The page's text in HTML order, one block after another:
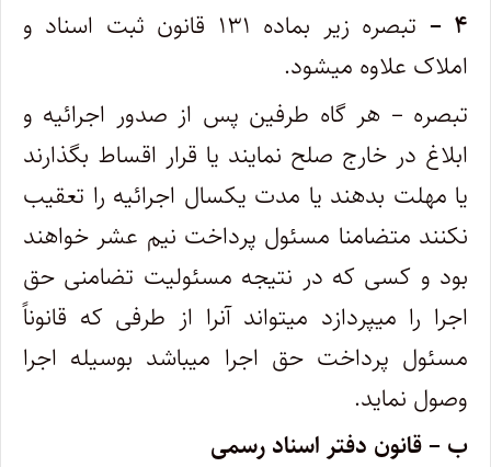
۴ –
تبصره زیر بماده ۱۳۱ قانون ثبت اسناد و
املاک علاوه میشود.
تبصره – هر گاه طرفین پس از صدور اجرائیه و
ابلاغ در خارج صلح نمایند یا قرار اقساط بگذارند
یا مهلت بدهند یا مدت یکسال اجرائیه را تعقیب‌
نکنند متضامنا مسئول پرداخت نیم عشر خواهند
بود و کسی که در نتیجه مسئولیت تضامنی حق
اجرا را میپردازد میتواند آنرا از طرفی که قانوناً
‌مسئول پرداخت حق اجرا میباشد بوسیله اجرا
وصول نماید.
ب – قانون دفتر اسناد رسمی